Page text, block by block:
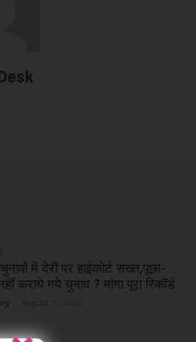
में देरी पर हाईकोर्ट सख्त,पूछा-
कराये गये चुनाव ? मांगा पूरा रिकॉर्ड